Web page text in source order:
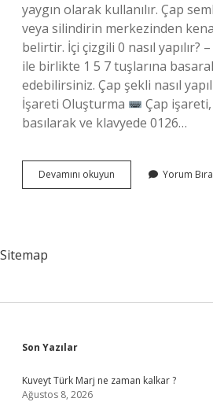
yaygın olarak kullanılır. Çap
veya silindirin merkezinden
belirtir. İçi çizgili 0 nasıl yapılır?
ile birlikte 1 5 7 tuşlarına
edebilirsiniz. Çap şekli nasıl
İşareti Oluşturma
Çap
basılarak ve klavyede 0126…
Devamını okuyun
Nasıl
Yorum
Sitemap
Sidebar
Son Yazılar
Kuveyt Türk Marj ne zaman kalkar ?
Ağustos 8, 2026